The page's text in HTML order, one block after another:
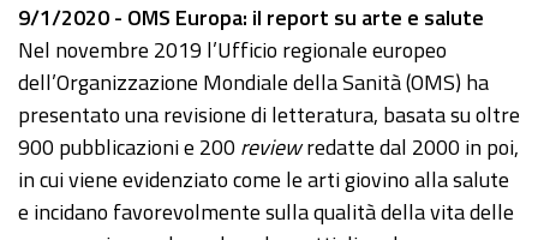
9/1/2020 - OMS Europa: il report su arte e salute
Nel novembre 2019 l’Ufficio regionale europeo
dell’Organizzazione Mondiale della Sanità (OMS) ha
presentato una revisione di letteratura, basata su oltre
900 pubblicazioni e 200 reviewredatte dal 2000 in poi,
in cui viene evidenziato come le arti giovino alla salute
e incidano favorevolmente sulla qualità della vita delle